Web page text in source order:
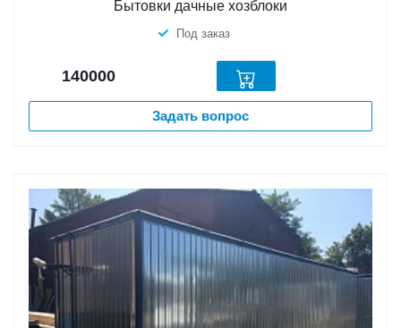
Бытовки дачные хозблоки
Под заказ
140000
Задать вопрос